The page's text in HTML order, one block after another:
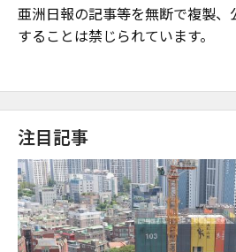
亜洲日報の記事等を無断で複製
することは禁じられています。
注目記事